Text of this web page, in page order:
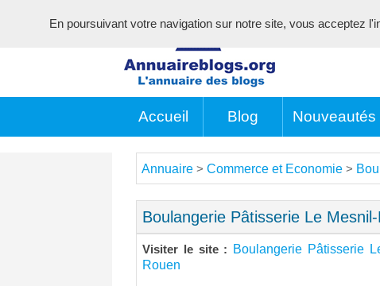
Accueil Blog Nouveautés
Annuaire > Commerce et Economie >
Boulangerie Pâtisserie Le
Visiter le site :
Boulangerie Pâtisserie
Rouen
En poursuivant votre navigation sur notre site, vous acceptez